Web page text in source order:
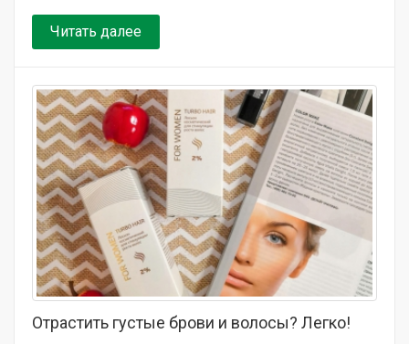
Читать далее
Отрастить густые брови и волосы? Легко!